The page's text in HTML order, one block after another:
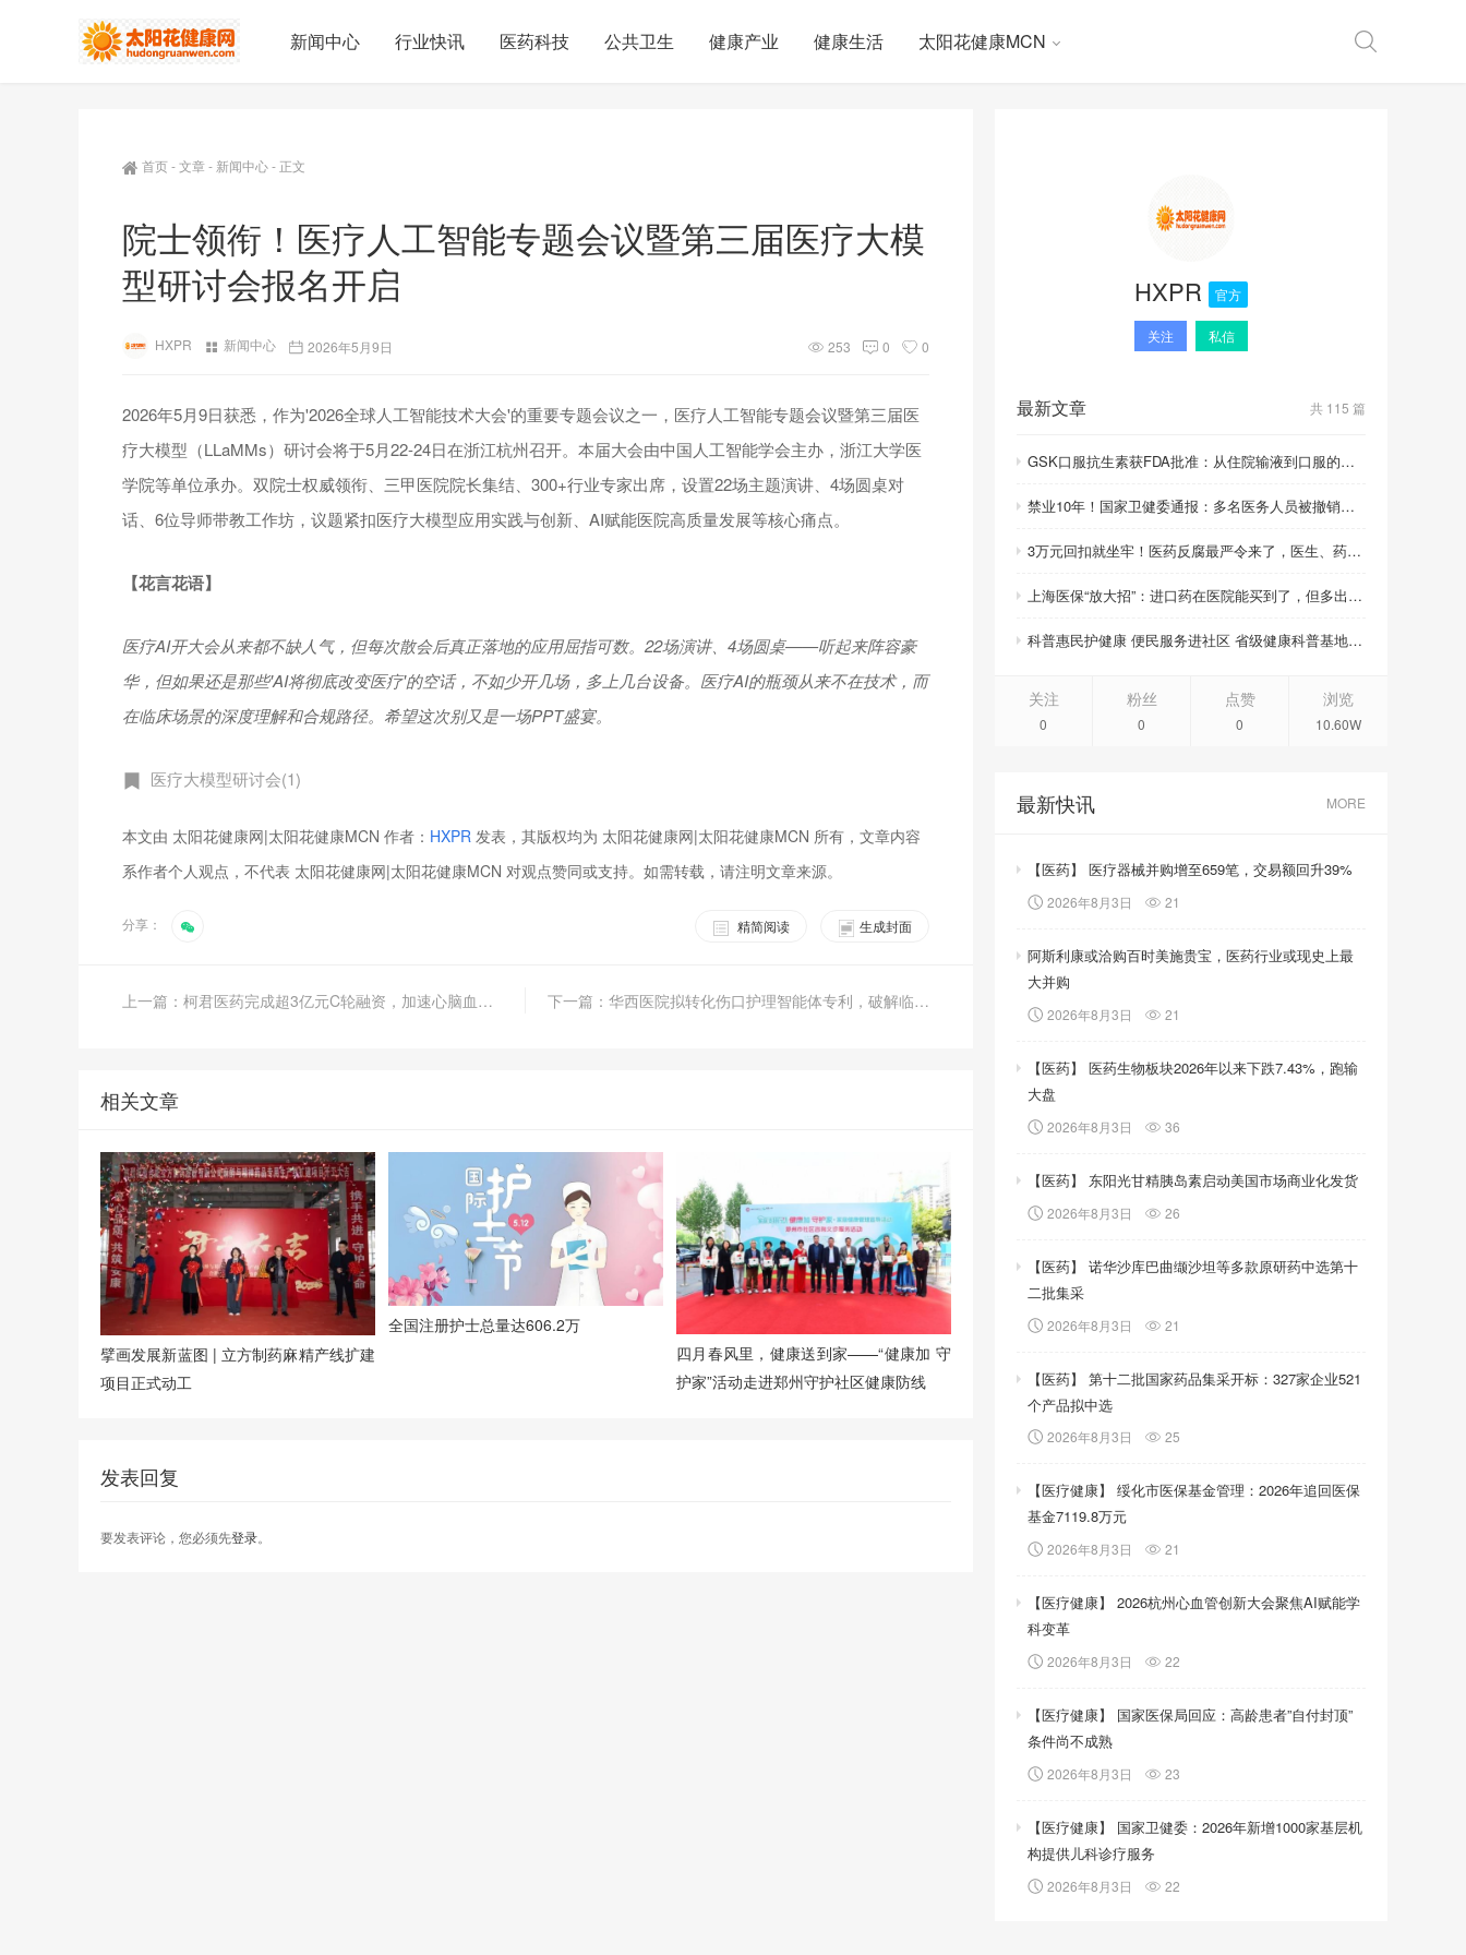
新闻中心 行业快讯 医药科技 公共卫生 健康产业 健康生活 太阳花健康MCN
首页-文章- 新闻中心- 正文
院士领衔！医疗人工智能专题会议暨第三届医疗大模
型研讨会报名开启
HXPR 新闻中心 2026年5月9日 253 0 0
2026年5月9日获悉，作为'2026全球人工智能技术大会'的重要专题会议之一，医疗人工智能专题会议暨第三届医
疗大模型（LLaMMs）研讨会将于5月22-24日在浙江杭州召开。本届大会由中国人工智能学会主办，浙江大学医
学院等单位承办。双院士权威领衔、三甲医院院长集结、300+行业专家出席，设置22场主题演讲、4场圆桌对
话、6位导师带教工作坊，议题紧扣医疗大模型应用实践与创新、AI赋能医院高质量发展等核心痛点。
【花言花语】
医疗AI开大会从来都不缺人气，但每次散会后真正落地的应用屈指可数。22场演讲、4场圆桌——听起来阵容豪
华，但如果还是那些'AI将彻底改变医疗'的空话，不如少开几场，多上几台设备。医疗AI的瓶颈从来不在技术，而
在临床场景的深度理解和合规路径。希望这次别又是一场PPT盛宴。
医疗大模型研讨会(1)
本文由 太阳花健康网|太阳花健康MCN 作者： HXPR 发表，其版权均为 太阳花健康网|太阳花健康MCN 所有，文章内容
系作者个人观点，不代表 太阳花健康网|太阳花健康MCN 对观点赞同或支持。如需转载，请注明文章来源。
分享： 生成封面
精简阅读
上一篇：柯君医药完成超3亿元C轮融资，加速心脑血管及抗病毒创新药开发 下一篇：华西医院拟转化伤口护理智能体专利，破解临床决策智能化短板
相关文章
擘画发展新蓝图 | 立方制药麻精产线扩建
项目正式动工
全国注册护士总量达606.2万
四月春风里，健康送到家——“健康加 守
护家”活动走进郑州守护社区健康防线
发表回复
要发表评论，您必须先登录。
HXPR 官方
关注 私信
最新文章 共 115 篇
GSK口服抗生素获FDA批准：从住院输液到口服的里程碑
禁业10年！国家卫健委通报：多名医务人员被撤销职称职务、取消晋升资格
3万元回扣就坐牢！医药反腐最严令来了，医生、药企、医药代表将无一幸免
上海医保“放大招”：进口药在医院能买到了，但多出的钱你得自己掏！
科普惠民护健康 便民服务进社区 省级健康科普基地活动周启幕
关注
0
粉丝
0
点赞
0
浏览
10.60W
最新快讯 MORE
【医药】 医疗器械并购增至659笔，交易额回升39%
2026年8月3日 21
阿斯利康或洽购百时美施贵宝，医药行业或现史上最
大并购
2026年8月3日 21
【医药】 医药生物板块2026年以来下跌7.43%，跑输
大盘
2026年8月3日 36
【医药】 东阳光甘精胰岛素启动美国市场商业化发货
2026年8月3日 26
【医药】 诺华沙库巴曲缬沙坦等多款原研药中选第十
二批集采
2026年8月3日 21
【医药】 第十二批国家药品集采开标：327家企业521
个产品拟中选
2026年8月3日 25
【医疗健康】 绥化市医保基金管理：2026年追回医保
基金7119.8万元
2026年8月3日 21
【医疗健康】 2026杭州心血管创新大会聚焦AI赋能学
科变革
2026年8月3日 22
【医疗健康】 国家医保局回应：高龄患者”自付封顶”
条件尚不成熟
2026年8月3日 23
【医疗健康】 国家卫健委：2026年新增1000家基层机
构提供儿科诊疗服务
2026年8月3日 22